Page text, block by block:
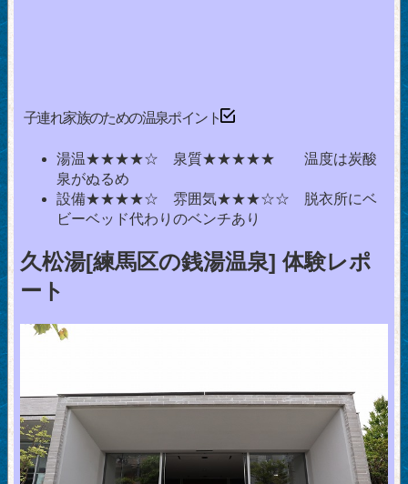
子連れ家族のための温泉ポイント
湯温★★★★☆ 泉質★★★★★ 温度は炭酸
泉がぬるめ
設備★★★★☆ 雰囲気★★★☆☆ 脱衣所にベ
ビーベッド代わりのベンチあり
久松湯[練馬区の銭湯温泉] 体験レポ
ート